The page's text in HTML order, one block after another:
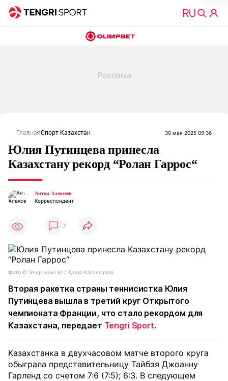
ГлавнаяСпорт Казахстан 30 мая 2025 09:36
Юлия Путинцева принесла
Казахстану рекорд “Ролан Гаррос“
Антон Алексеев
Корреспондент
7
Фото ©️ Tengrinews.kz / Турар Казангапов
Вторая ракетка страны теннисистка Юлия
Путинцева вышла в третий круг Открытого
чемпионата Франции, что стало рекордом для
Казахстана, передает Tengri Sport.
Казахстанка в двухчасовом матче второго круга
обыграла представительницу Тайбэя Джоанну
Гарленд со счетом 7:6 (7:5); 6:3. В следующем